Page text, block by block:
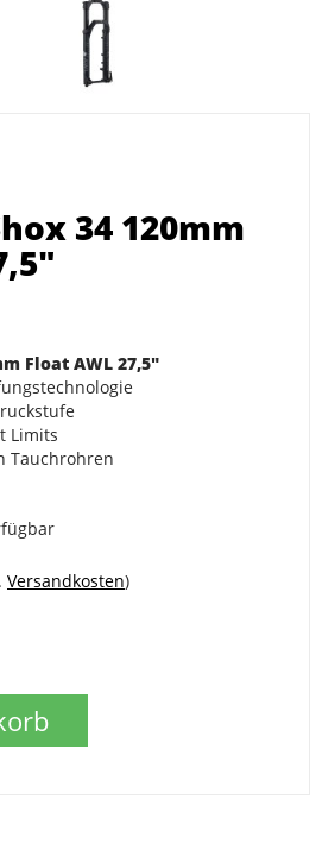
34 120mm
Float AWL 27,5"
Limits
Tauchrohren
Versandkosten)